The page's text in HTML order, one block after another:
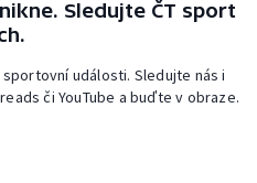
Sledujte ČT sport
události. Sledujte nás i
či YouTube a buďte v obraze.